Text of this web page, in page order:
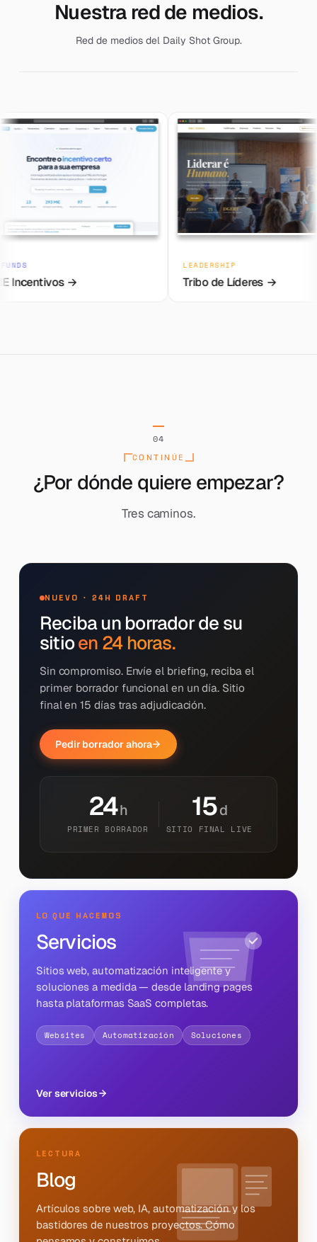
Nuestra red de medios.
Red de medios del Daily Shot Group.
Macro Consulting →
04
CONTINÚE
¿Por dónde quiere empezar?
Tres caminos.
NUEVO · 24H DRAFT
Reciba un borrador de su
sitioen 24 horas.
Sin compromiso. Envíe el briefing, reciba el
primer borrador funcional en un día. Sitio
final en 15 días tras adjudicación.
Pedir borrador ahora
24h
PRIMER BORRADOR
15d
SITIO FINAL LIVE
LO QUE HACEMOS
Servicios
Sitios web, automatización inteligente y
soluciones a medida — desde landing pages
hasta plataformas SaaS completas.
Websites Automatización Soluciones
Ver servicios
LECTURA
Blog
Artículos sobre web, IA, automatización y los
bastidores de nuestros proyectos. Cómo